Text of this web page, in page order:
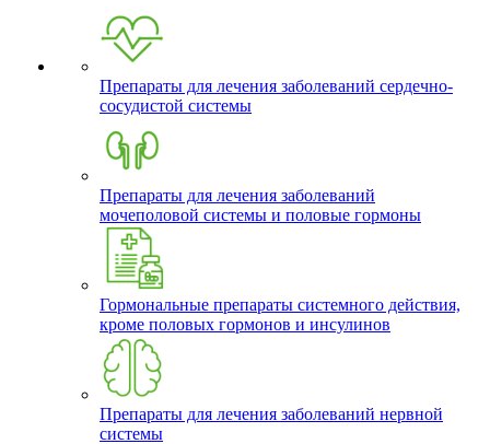
Препараты для лечения заболеваний сердечно-
сосудистой системы
Препараты для лечения заболеваний
мочеполовой системы и половые гормоны
Гормональные препараты системного действия,
кроме половых гормонов и инсулинов
Препараты для лечения заболеваний нервной
системы